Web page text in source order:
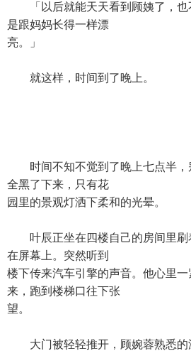
「以后就能天天看到顾姨了，也
是跟妈妈长得一样漂
亮。」
就这样，时间到了晚上。
时间不知不觉到了晚上七点半，
全黑了下来，只有花
园里的景观灯洒下柔和的光晕。
叶辰正坐在四楼自己的房间里刷
在屏幕上。突然听到
楼下传来汽车引擎的声音。他心里
来，跑到楼梯口往下张
望。
大门被轻轻推开，顾婉蓉熟悉的